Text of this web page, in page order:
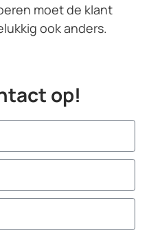
moet de klant
ook anders.
op!